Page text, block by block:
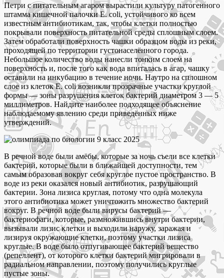
Петри с питательным агаром вырастили культуру патогенного
штамма кишечной палочки Е. coli, устойчивого ко всем
известным антибиотикам, так, чтобы клетки полностью
покрывали поверхность питательной среды сплошным слоем.
Затем обработали поверхность чашки образцом воды из реки,
проходящей по территории густонаселённого города.
Небольшое количество воды нанесли тонким слоем на
поверхность и, после того как вода впиталась в агар, чашку
оставили на инкубацию в течение ночи. Наутро на сплошном
слое из клеток Е. coli возникли прозрачные участки круглой
формы — зоны разрушения клеток бактерий диаметром 3 — 5
миллиметров. Найдите наиболее подходящее объяснение
наблюдаемому явлению среди приведённых ниже
утверждений.
В речной воде были амёбы, которые за ночь съели все клетки
бактерий, которые были в ближайшей доступности, тем
самым образовав вокруг себя круглое пустое пространство. В
воде из реки оказался новый антибиотик, разрушающий
бактерии. Зона лизиса круглая, потому что одна молекула
этого антибиотика может уничтожить множество бактерий
вокруг. В речной воде были вирусы бактерий —
бактериофаги, которые, размножившись внутри бактерии,
вызывали лизис клетки и выходили наружу, заражая и
лизируя окружающие клетки, поэтому участки лизиса
круглые. В воде было отпугивающее бактерий вещество
(репеллент), от которого клетки бактерий мигрировали в
радиальном направлении, поэтому получились круглые
пустые зоны.